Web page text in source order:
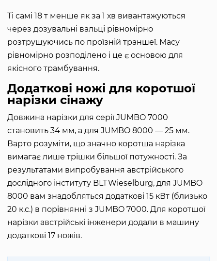
Ті самі 18 т менше як за 1 хв вивантажуються
через дозувальні вальці рівномірно
розтрушуючись по проїзній траншеї. Масу
рівномірно розподілено і це є основою для
якісного трамбування.
Додаткові ножі для коротшої
нарізки сінажу
Довжина нарізки для серії JUMBO 7000
становить 34 мм, а для JUMBO 8000 — 25 мм.
Варто розуміти, що значно коротша нарізка
вимагає лише трішки більшої потужності. За
результатами випробування австрійського
дослідного інституту BLT Wieselburg, для JUMBO
8000 вам знадобляться додаткові 15 кВт (близько
20 к.с.) в порівнянні з JUMBO 7000. Для коротшої
нарізки австрійські інженери додали в машину
додаткові 17 ножів.